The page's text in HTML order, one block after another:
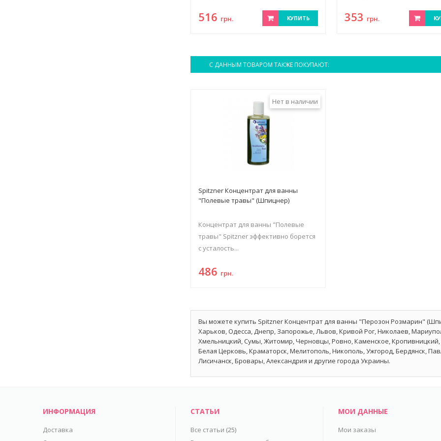
516 грн. КУПИТЬ 353 грн.
С ДАННЫМ ТОВАРОМ ТАКЖЕ ПОКУПАЮТ:
Нет в наличии
Spitzner Концентрат для ванны
"Полевые травы" (Шпицнер)
Концентрат для ванны "Полевые
травы" Spitzner эффективно борется
с усталость...
486 грн.
Вы можете купить Spitzner Концентрат для ванны "Перозон Розмарин"
Харьков, Одесса, Днепр, Запорожье, Львов, Кривой Рог, Николаев,
Хмельницкий, Сумы, Житомир, Черновцы, Ровно, Каменское,
Белая Церковь, Краматорск, Мелитополь, Никополь, Ужгород, Бердянск,
Лисичанск, Бровары, Александрия и другие города Украины.
ИНФОРМАЦИЯ
Доставка
СТАТЬИ
Все статьи (25)
МОИ ДАННЫЕ
Мои заказы